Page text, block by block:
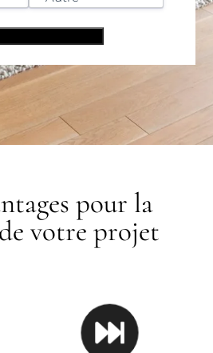
pour la
votre projet
